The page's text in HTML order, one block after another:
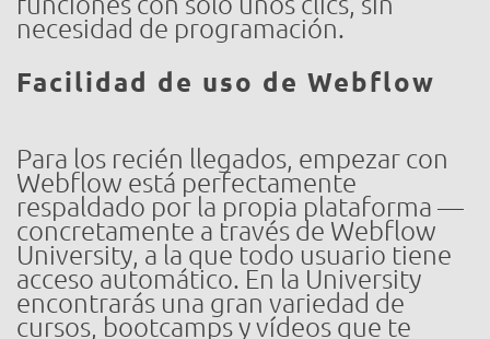
necesidad de programación.
Facilidad de uso de Webflow
Para los recién llegados, empezar con
Webflow está perfectamente
respaldado por la propia plataforma —
concretamente a través de Webflow
University, a la que todo usuario tiene
acceso automático. En la University
encontrarás una gran variedad de
cursos, bootcamps y vídeos que te